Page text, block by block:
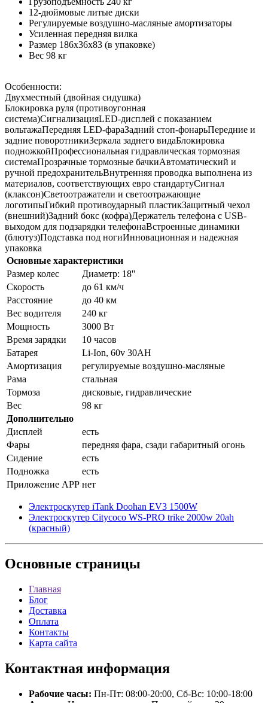
12-дюймовые литые диски
Регулируемые воздушно-масляные амортизаторы
Усиленная передняя вилка
Размер 186х36х83 (в упаковке)
Вес 98 кг
Особенности:
Двухместный (двойная сидушка)
Блокировка руля (противоугонная
система)СигнализацияLED-дисплей с показанием
вольтажаПередняя LED-фараЗадний стоп-фонарьПередние и
задние поворотникиЗеркала заднего видаБлокировка
подножкойПрофессиональная гидравлическая тормозная
системаПрозрачные тормозные бачкиАвтоматический и
ручной предохранительВнутренняя проводка выполнена из
материалов, соответствующих евро стандартуСигнал
(клаксон)Светоотражатели и светоотражающие
логотипыГибкий противоударный пластикЗащитный чехол
(внешний)Задний бокс (кофра)Держатель телефона с USB-
выходом для подзарядки телефонаВстроенные динамики
(блютуз)Подставка под ногиИнновационная и надежная
упаковка
Основные характеристики
Размер колес
Диаметр: 18''
Скорость
до 61 км/ч
Расстояние
до 40 км
Вес водителя
240 кг
Мощность
3000 Вт
Время зарядки
10 часов
Батарея
Li-Ion, 60v 30AH
Амортизация
регулируемые воздушно-масляные
Рама
стальная
Тормоза
дисковые, гидравлические
Вес
98 кг
Дополнительно
Дисплей
есть
Фары
передняя фара, сзади габаритный огонь
Сидение
есть
Подножка
есть
Приложение APP нет
Электроскутер iTank Doohan EV3 1500W
Электроскутер Citycoco WS-PRO trike 2000w 20ah
(красный)
Основные страницы
Главная
Блог
Доставка
Оплата
Контакты
Карта сайта
Контактная информация
Рабочие часы: Пн-Пт: 08:00-20:00, Сб-Вс: 10:00-18:00